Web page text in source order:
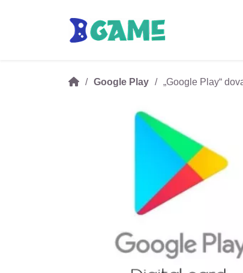
Google Play „Google Play“